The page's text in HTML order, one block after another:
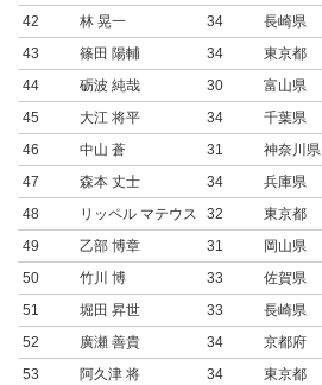
42
林 晃一 34 長崎県
43
篠田 陽輔 34 東京都
44
砺波 純哉 30 富山県
45
大江 将平 34 千葉県
46
中山 蒼 31 神奈川県
47
森本 丈士 34 兵庫県
48
リッペル マテウス 32 東京都
49
乙部 博章 31 岡山県
50
竹川 博 33 佐賀県
51
堀田 昇世 33 長崎県
52
廣瀬 善貴 34 京都府
53
阿久津 将 34 東京都